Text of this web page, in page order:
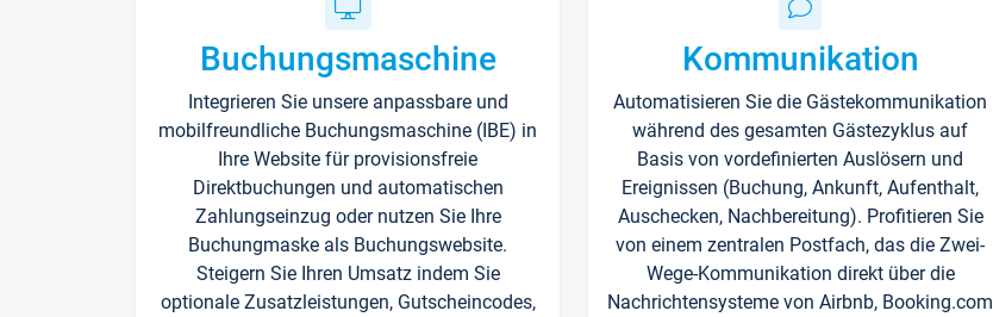
Buchungsmaschine
Integrieren Sie unsere anpassbare und
mobilfreundliche Buchungsmaschine (IBE) in
Ihre Website für provisionsfreie
Direktbuchungen und automatischen
Zahlungseinzug oder nutzen Sie Ihre
Buchungmaske als Buchungswebsite.
Steigern Sie Ihren Umsatz indem Sie
optionale Zusatzleistungen, Gutscheincodes,
Kommunikation
Automatisieren Sie die Gästekommunikation
während des gesamten Gästezyklus auf
Basis von vordefinierten Auslösern und
Ereignissen (Buchung, Ankunft, Aufenthalt,
Auschecken, Nachbereitung). Profitieren Sie
von einem zentralen Postfach, das die Zwei-
Wege-Kommunikation direkt über die
Nachrichtensysteme von Airbnb, Booking.com